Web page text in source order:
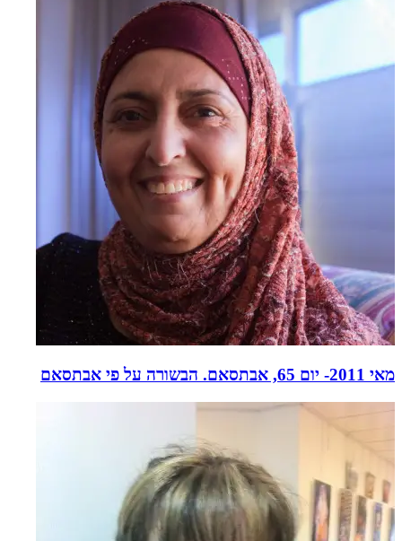
מאי 2011- יום 65, אבתסאם. הבשורה על פי אבתסאם